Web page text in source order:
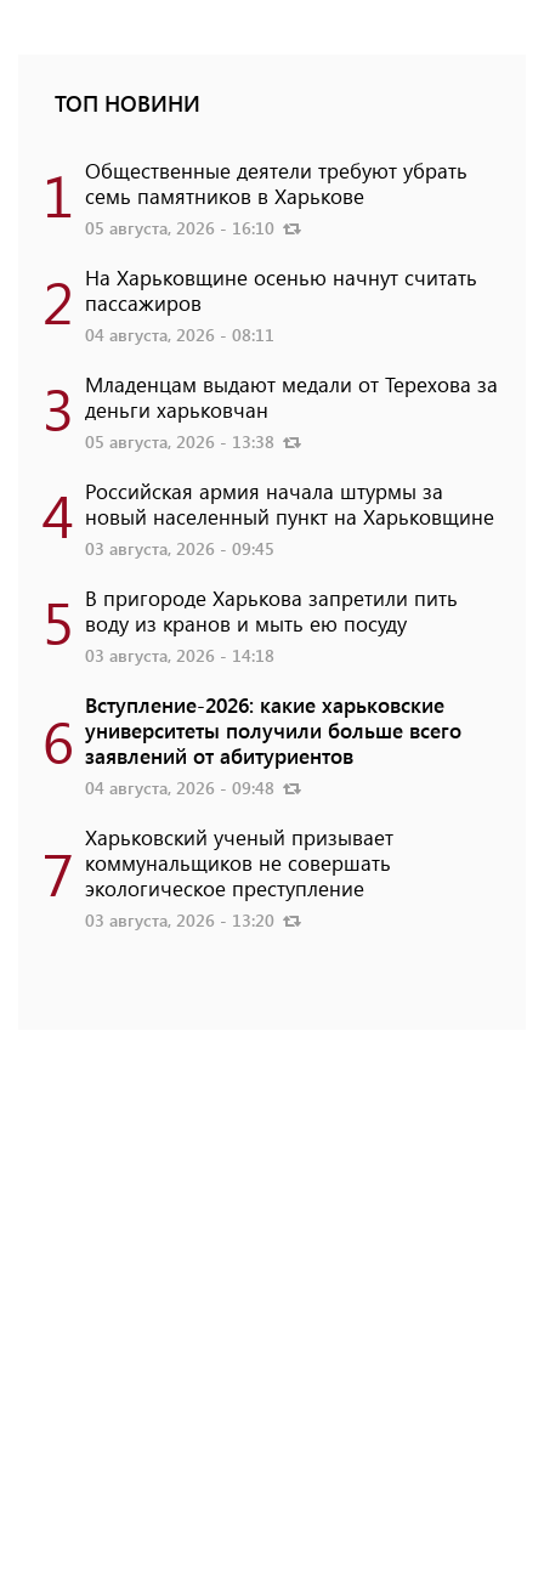
ТОП НОВИНИ
1 Общественные деятели требуют убрать
семь памятников в Харькове
05 августа, 2026 - 16:10
2 На Харьковщине осенью начнут считать
пассажиров
04 августа, 2026 - 08:11
3 Младенцам выдают медали от Терехова за
деньги харьковчан
05 августа, 2026 - 13:38
4 Российская армия начала штурмы за
новый населенный пункт на Харьковщине
03 августа, 2026 - 09:45
5 В пригороде Харькова запретили пить
воду из кранов и мыть ею посуду
03 августа, 2026 - 14:18
6 Вступление-2026: какие харьковские
университеты получили больше всего
заявлений от абитуриентов
04 августа, 2026 - 09:48
7 Харьковский ученый призывает
коммунальщиков не совершать
экологическое преступление
03 августа, 2026 - 13:20